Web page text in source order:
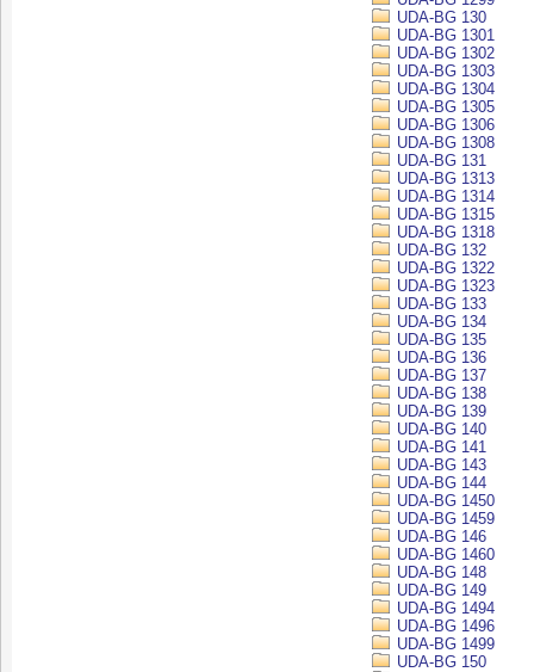
UDA-BG 130
UDA-BG 1301
UDA-BG 1302
UDA-BG 1303
UDA-BG 1304
UDA-BG 1305
UDA-BG 1306
UDA-BG 1308
UDA-BG 131
UDA-BG 1313
UDA-BG 1314
UDA-BG 1315
UDA-BG 1318
UDA-BG 132
UDA-BG 1322
UDA-BG 1323
UDA-BG 133
UDA-BG 134
UDA-BG 135
UDA-BG 136
UDA-BG 137
UDA-BG 138
UDA-BG 139
UDA-BG 140
UDA-BG 141
UDA-BG 143
UDA-BG 144
UDA-BG 1450
UDA-BG 1459
UDA-BG 146
UDA-BG 1460
UDA-BG 148
UDA-BG 149
UDA-BG 1494
UDA-BG 1496
UDA-BG 1499
UDA-BG 150